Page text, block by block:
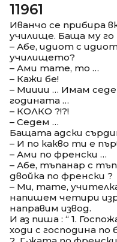
11961
Иванчо се прибира
училище. Баща му го
– Абе, идиот с
училището?
– Ами тате, то …
– Кажи бе!
– Мииии … Имам
годината …
– КОЛКО ?!?!
– Седем …
Бащата адски
– И по какво ти е
– Ами по френски …
– Абе, тъпанар с
двойка по френски ?
– Ми, тате,
напишем четири
направим извод.
И аз пиша : “ 1.
ходи с господина по